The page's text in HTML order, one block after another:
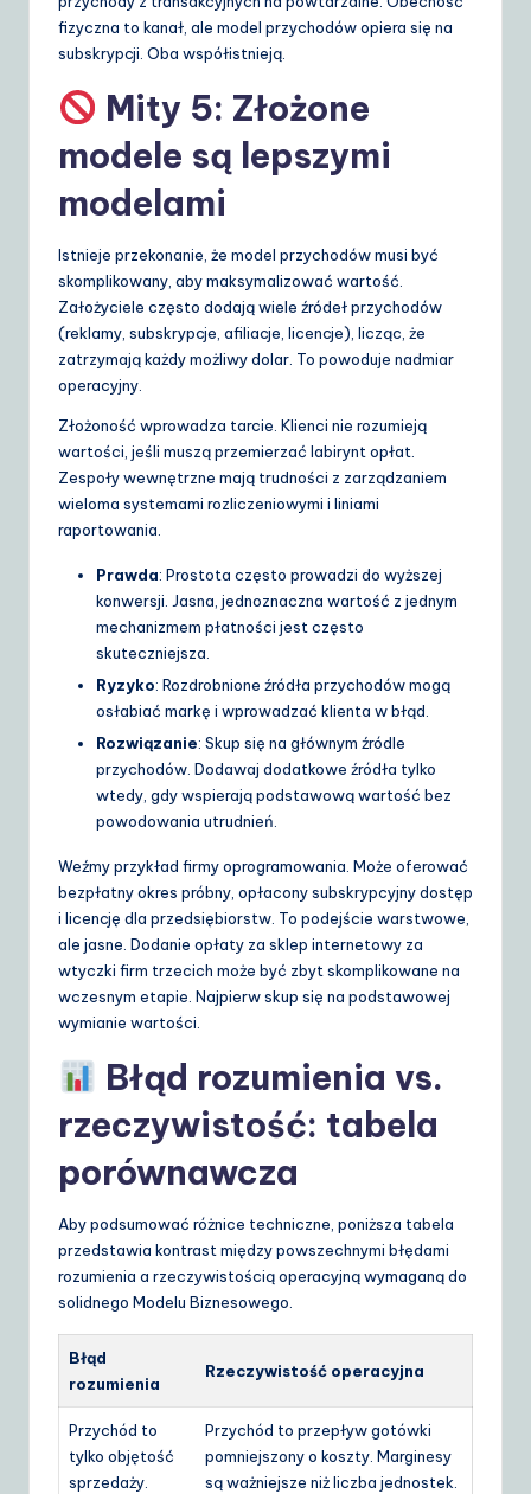
fizyczna to kanał, ale model przychodów opiera się na
subskrypcji. Oba współistnieją.
Mity 5: Złożone
modele są lepszymi
modelami
Istnieje przekonanie, że model przychodów musi być
skomplikowany, aby maksymalizować wartość.
Założyciele często dodają wiele źródeł przychodów
(reklamy, subskrypcje, afiliacje, licencje), licząc, że
zatrzymają każdy możliwy dolar. To powoduje nadmiar
operacyjny.
Złożoność wprowadza tarcie. Klienci nie rozumieją
wartości, jeśli muszą przemierzać labirynt opłat.
Zespoły wewnętrzne mają trudności z zarządzaniem
wieloma systemami rozliczeniowymi i liniami
raportowania.
Prawda: Prostota często prowadzi do wyższej
konwersji. Jasna, jednoznaczna wartość z jednym
mechanizmem płatności jest często
skuteczniejsza.
Ryzyko: Rozdrobnione źródła przychodów mogą
osłabiać markę i wprowadzać klienta w błąd.
Rozwiązanie: Skup się na głównym źródle
przychodów. Dodawaj dodatkowe źródła tylko
wtedy, gdy wspierają podstawową wartość bez
powodowania utrudnień.
Weźmy przykład firmy oprogramowania. Może oferować
bezpłatny okres próbny, opłacony subskrypcyjny dostęp
i licencję dla przedsiębiorstw. To podejście warstwowe,
ale jasne. Dodanie opłaty za sklep internetowy za
wtyczki firm trzecich może być zbyt skomplikowane na
wczesnym etapie. Najpierw skup się na podstawowej
wymianie wartości.
Błąd rozumienia vs.
rzeczywistość: tabela
porównawcza
Aby podsumować różnice techniczne, poniższa tabela
przedstawia kontrast między powszechnymi błędami
rozumienia a rzeczywistością operacyjną wymaganą do
solidnego Modelu Biznesowego.
Błąd
rozumienia
Rzeczywistość operacyjna
Przychód to
tylko objętość
sprzedaży.
Przychód to przepływ gotówki
pomniejszony o koszty. Marginesy
są ważniejsze niż liczba jednostek.